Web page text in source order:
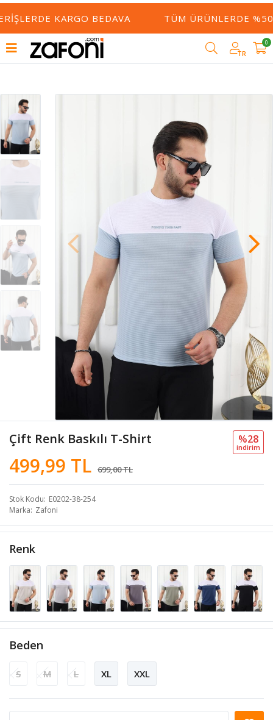
KARGO BEDAVA TÜM ÜRÜNLERDE
TR
0
Çift Renk Baskılı T-Shirt
499,99 TL 699,00 TL
%28
i̇ndi̇ri̇m
Stok Kodu E0202-38-254
Marka Zafoni
Renk
Beden
S M L XL XXL